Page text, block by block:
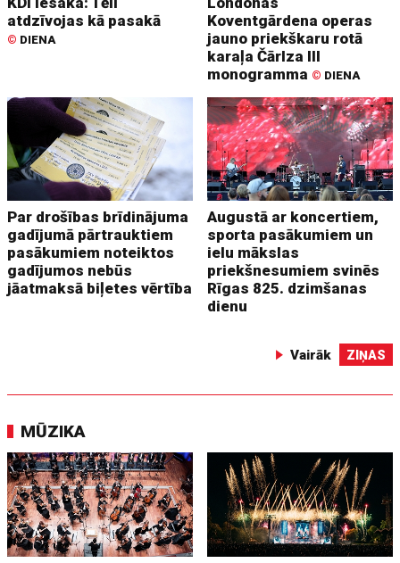
atdzīvojas kā pasakā
© DIENA
Koventgārdena operas
jauno priekškaru rotā
karaļa Čārlza III
monogramma © DIENA
Par drošības brīdinājuma
gadījumā pārtrauktiem
pasākumiem noteiktos
gadījumos nebūs
jāatmaksā biļetes vērtība
Augustā ar koncertiem,
sporta pasākumiem un
ielu mākslas
priekšnesumiem svinēs
Rīgas 825. dzimšanas
dienu
Vairāk ZIŅAS
MŪZIKA